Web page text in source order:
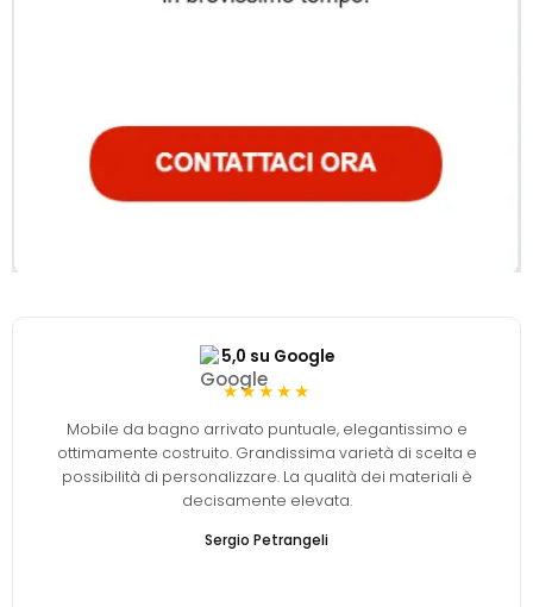
5,0 su Google
★★★★★
Mobile da bagno arrivato puntuale, elegantissimo e
ottimamente costruito. Grandissima varietà di scelta e
possibilità di personalizzare. La qualità dei materiali è
decisamente elevata.
Sergio Petrangeli